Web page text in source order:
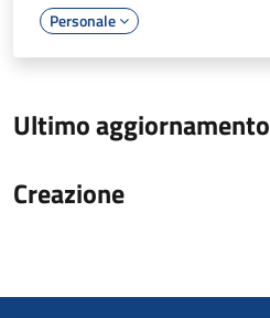
Personale
Ultimo aggiornamento
Creazione